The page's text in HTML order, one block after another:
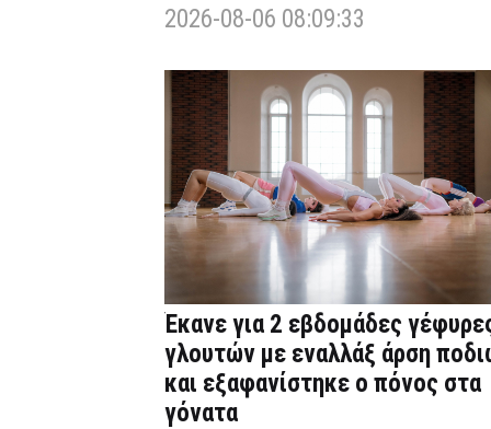
2026-08-06 08:09:33
Έκανε για 2 εβδομάδες
γλουτών με εναλλάξ άρση
και εξαφανίστηκε ο πόνος στα
γόνατα